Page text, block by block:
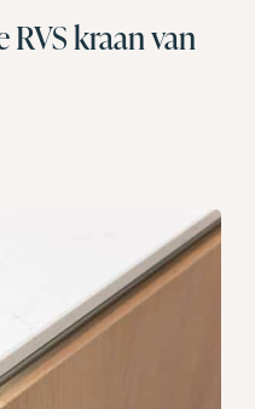
RVS kraan van